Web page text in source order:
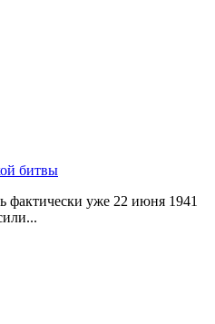
битвы
фактически уже 22 июня 1941